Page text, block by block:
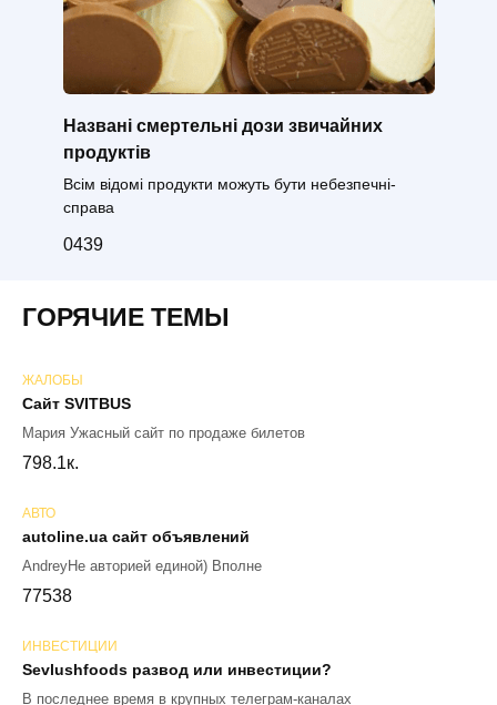
Названі смертельні дози звичайних
продуктів
Всім відомі продукти можуть бути небезпечні-
справа
0439
ГОРЯЧИЕ ТЕМЫ
ЖАЛОБЫ
Сайт SVITBUS
Мария Ужасный сайт по продаже билетов
798.1к.
АВТО
autoline.ua сайт объявлений
AndreyНе авторией единой) Вполне
77538
ИНВЕСТИЦИИ
Sevlushfoods развод или инвестиции?
В последнее время в крупных телеграм-каналах